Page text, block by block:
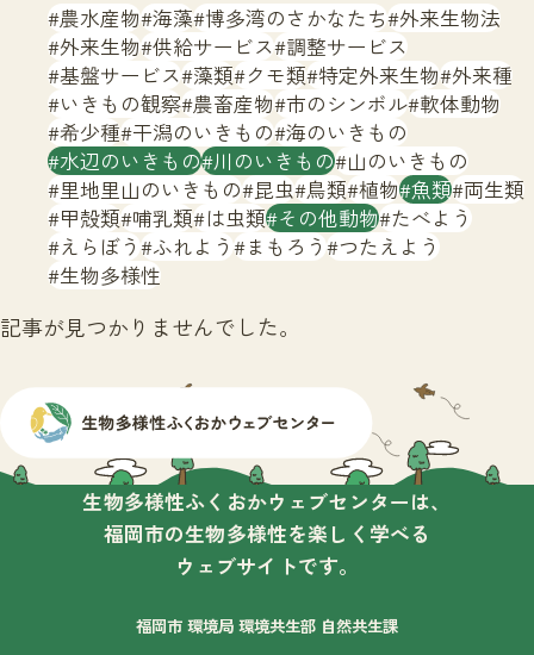
文字サイズ 小 中 大
生物多様性ふくおかウェブセンターとは
サイトマップ
農水産物 海藻 博多湾のさかなたち 外来生物法
外来生物 供給サービス 調整サービス
基盤サービス 藻類 クモ類 特定外来生物 外来種
いきもの観察 農畜産物 市のシンボル 軟体動物
希少種 干潟のいきもの 海のいきもの
水辺のいきもの 川のいきもの 山のいきもの
里地里山のいきもの 昆虫 鳥類 植物 魚類 両生類
甲殻類 哺乳類 は虫類 その他動物 たべよう
えらぼう ふれよう まもろう つたえよう
生物多様性
記事が見つかりませんでした。
生物多様性ふくおかウェブセンターは、
福岡市の生物多様性を楽しく学べる
ウェブサイトです。
福岡市 環境局 環境共生部 自然共生課